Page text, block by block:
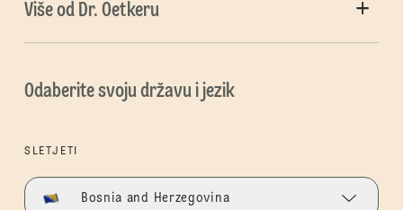
Više od Dr. Oetkeru
Odaberite svoju državu i jezik
SLETJETI
Bosnia and Herzegovina